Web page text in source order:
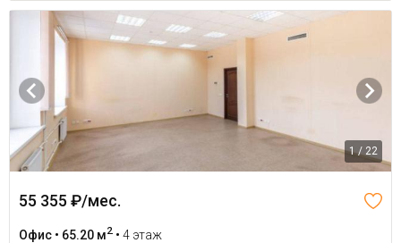
1 / 22
55 355 ₽/мес.
Офис • 65.20 м2 • 4 этаж